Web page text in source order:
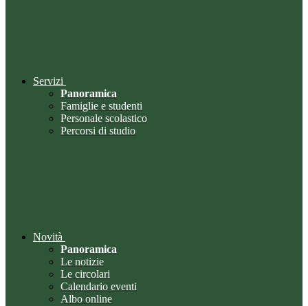
Servizi
Panoramica
Famiglie e studenti
Personale scolastico
Percorsi di studio
Novità
Panoramica
Le notizie
Le circolari
Calendario eventi
Albo online